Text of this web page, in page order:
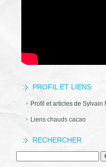
PROFIL ET LIENS
Profil et articles de Sylvain
Liens chauds cacao
RECHERCHER